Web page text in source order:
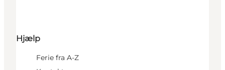
Hjælp
Ferie fra A-Z